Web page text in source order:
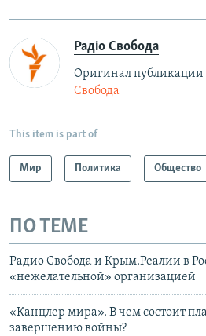
Радіо Свобода
Оригинал публикации
Свобода
This item is part of
Мир Политика Общество
ПО ТЕМЕ
Радио Свобода и Крым.Реалии в
«нежелательной» организацией
«Канцлер мира». В чем состоит
завершению войны?